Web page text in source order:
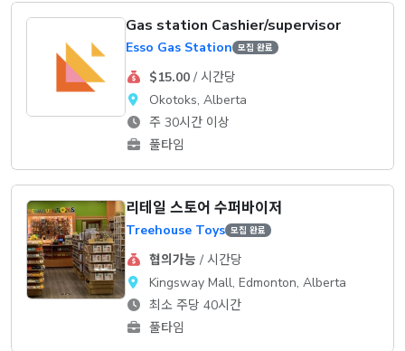
Gas station Cashier/supervisor
Esso Gas Station 모집 완료
$15.00/ 시간당
Okotoks, Alberta
주 30시간 이상
풀타임
리테일 스토어 수퍼바이저
Treehouse Toys 모집 완료
협의가능 / 시간당
Kingsway Mall, Edmonton, Alberta
최소 주당 40시간
풀타임